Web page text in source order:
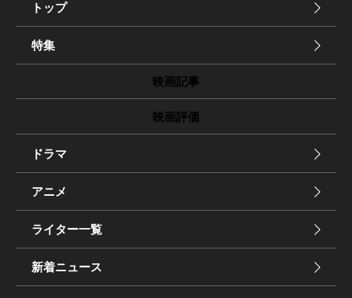
トップ
特集
映画記事
映画評価
ドラマ
アニメ
ライター一覧
新着ニュース